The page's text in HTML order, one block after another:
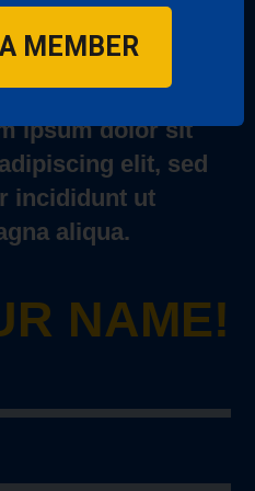
Ut enim ad
nostrud
laboris nisi ut
ipsum dolor sit
elit, sed
incididunt ut
aliqua.
NAME!
MEMBER